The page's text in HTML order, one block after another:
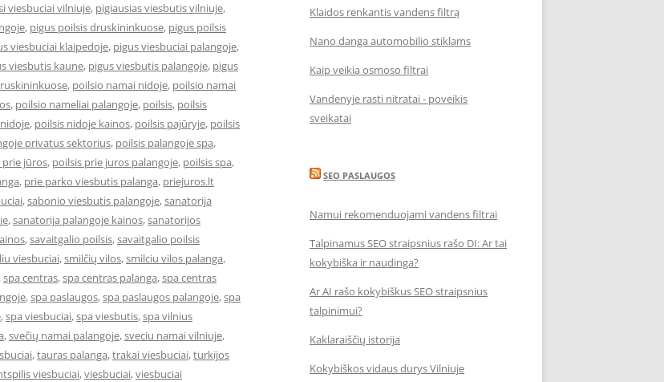
viesbuciai vilniuje, pigiausias viesbutis vilniuje,
, pigus poilsis druskininkuose, pigus poilsis
viesbuciai klaipedoje, pigus viesbuciai palangoje,
viesbutis kaune, pigus viesbutis palangoje, pigus
, poilsio namai nidoje, poilsio namai
, poilsio nameliai palangoje, poilsis, poilsis
, poilsis nidoje kainos, poilsis pajūryje, poilsis
privatus sektorius, poilsis palangoje spa,
prie jūros, poilsis prie juros palangoje, poilsis spa,
, prie parko viesbutis palanga, priejuros.lt
,sabonio viesbutis palangoje,sanatorija
,sanatorija palangoje kainos,sanatorijos
,savaitgalio poilsis,savaitgalio poilsis
viesbuciai,smilčių vilos,smilciu vilos palanga,
,spa centras,spa centras palanga,spa centras
,spa paslaugos,spa paslaugos palangoje,spa
,spa viesbuciai,spa viesbutis,spa vilnius
,svečių namai palangoje,sveciu namai vilniuje,
,tauras palanga,trakai viesbuciai,turkijos
viesbuciai,viesbuciai,viesbuciai
Klaidos renkantis vandens filtrą
Nano danga automobilio stiklams
Kaip veikia osmoso filtrai
Vandenyje rasti nitratai - poveikis
sveikatai
SEO PASLAUGOS
Namui rekomenduojami vandens filtrai
Talpinamus SEO straipsnius rašo DI: Ar tai
kokybiška ir naudinga?
Ar AI rašo kokybiškus SEO straipsnius
talpinimui?
Kaklaraiščių istorija
Kokybiškos vidaus durys Vilniuje